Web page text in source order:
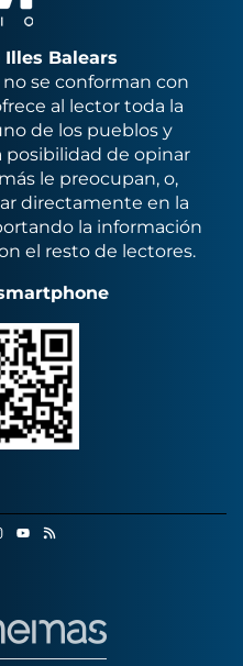
Balears
se conforman con
al lector toda la
de los pueblos y
posibilidad de opinar
le preocupan, o,
directamente en la
la información
el resto de lectores.
Instagram